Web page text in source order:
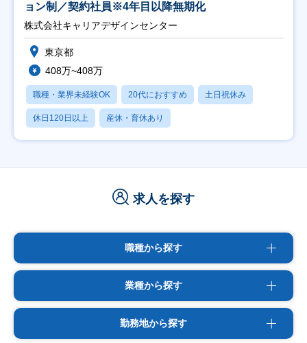
ョン制／契約社員※4年目以降無期化
株式会社キャリアデザインセンター
東京都
408万~408万
職種・業界未経験OK 20代におすすめ 土日祝休み
休日120日以上 産休・育休あり
求人を探す
職種から探す
業種から探す
勤務地から探す